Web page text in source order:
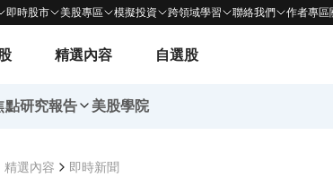
即時股市 美股專區 模擬投資 跨領域學習 聯絡我們 作者專區
精選內容 自選股
點研究報告 美股學院
精選內容 即時新聞